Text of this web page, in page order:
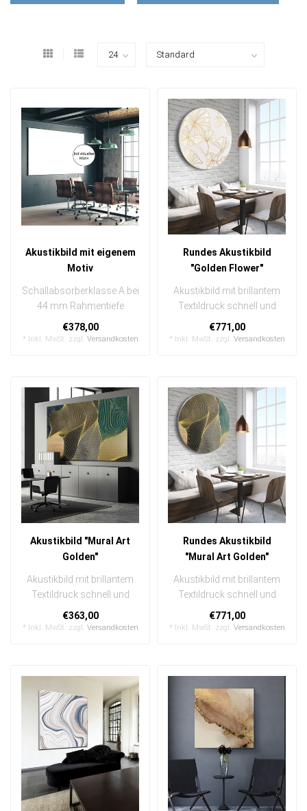
Akustikbild mit eigenem
Motiv
Schallabsorberklasse A bei
44 mm Rahmentiefe
brillanter Textildruck,
schnell un..
€378,00
* Inkl. MwSt. zzgl. Versandkosten
Rundes Akustikbild
"Golden Flower"
Akustikbild mit brillantem
Textildruck schnell und
einfach austauschbar
In ein..
€771,00
* Inkl. MwSt. zzgl. Versandkosten
Akustikbild "Mural Art
Golden"
Akustikbild mit brillantem
Textildruck schnell und
einfach austauschbar
In eine..
€363,00
* Inkl. MwSt. zzgl. Versandkosten
Rundes Akustikbild
"Mural Art Golden"
Akustikbild mit brillantem
Textildruck schnell und
einfach austauschbar
In ein..
€771,00
* Inkl. MwSt. zzgl. Versandkosten